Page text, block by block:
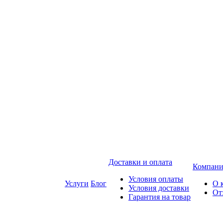
Услуги Блог
Доставки и оплата
Условия оплаты
Условия доставки
Гарантия на товар
О